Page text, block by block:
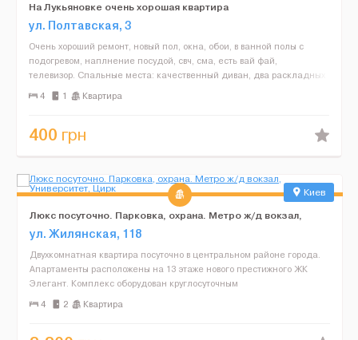
На Лукьяновке очень хорошая квартира
ул. Полтавская, 3
Очень хороший ремонт, новый пол, окна, обои, в ванной полы с
подогревом, наплнение посудой, свч, сма, есть вай фай,
телевизор. Спальные места: качественный диван, два раскладных
кресла. Расположение: до м. Лукьяновкая 2 ...
4 1 Квартира
400 грн
Киев
Люкс посуточно. Парковка, охрана. Метро ж/д вокзал,
Университет, Цирк
ул. Жилянская, 118
Двухкомнатная квартира посуточно в центральном районе города.
Апартаменты расположены на 13 этаже нового престижного ЖК
Элегант. Комплекс оборудован круглосуточным
видеонаблюдением, охраной, паркингом, есть консьерж. Квартира
полн...
4 2 Квартира